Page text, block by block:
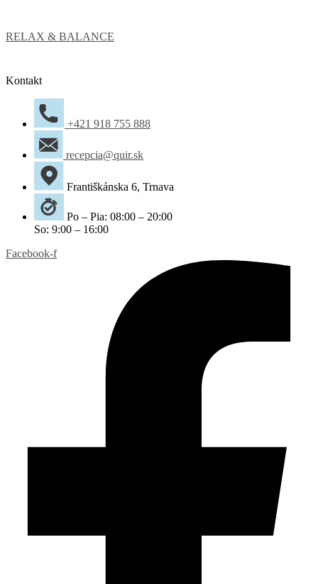
RELAX & BALANCE
Kontakt
+421 918 755 888
recepcia@quir.sk
Františkánska 6, Trnava
Po – Pia: 08:00 – 20:00
So: 9:00 – 16:00
Facebook-f